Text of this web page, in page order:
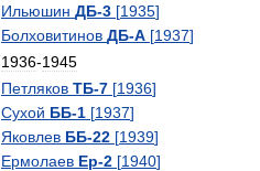
Ильюшин ДБ-3 [1935]
Болховитинов ДБ-А [1937]
1936-1945
Петляков ТБ-7 [1936]
Сухой ББ-1 [1937]
Яковлев ББ-22 [1939]
Ермолаев Ер-2 [1940]